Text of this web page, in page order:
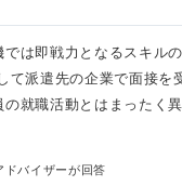
では即戦力となるスキル
て派遣先の企業で面接を
の就職活動とはまったく
ドバイザーが回答